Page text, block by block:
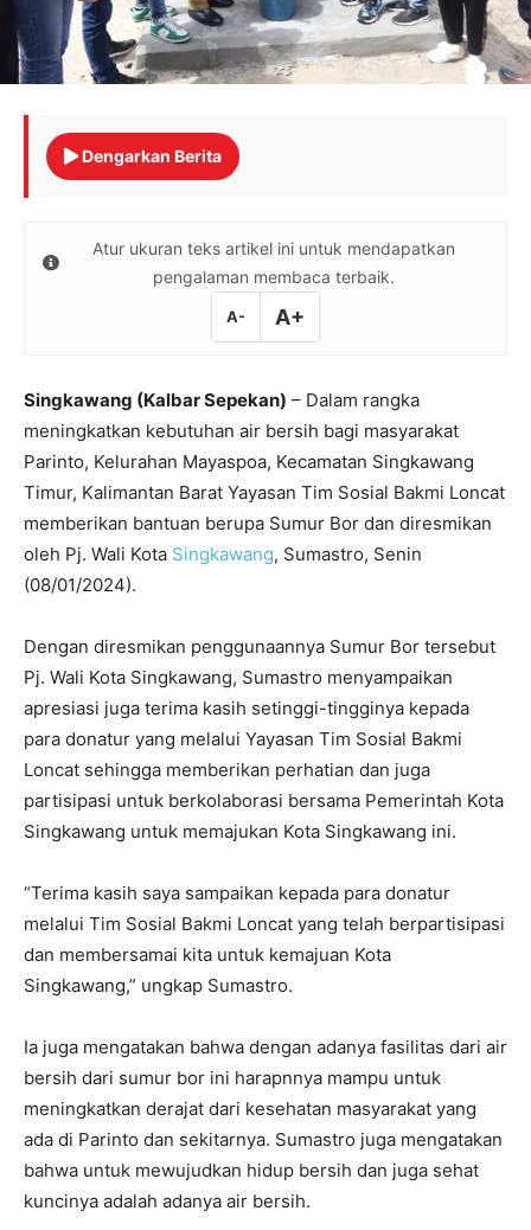
Dengarkan Berita
Atur ukuran teks artikel ini untuk mendapatkan
pengalaman membaca terbaik.
A- A+
Singkawang (Kalbar Sepekan) – Dalam rangka
meningkatkan kebutuhan air bersih bagi masyarakat
Parinto, Kelurahan Mayaspoa, Kecamatan Singkawang
Timur, Kalimantan Barat Yayasan Tim Sosial Bakmi Loncat
memberikan bantuan berupa Sumur Bor dan diresmikan
oleh Pj. Wali Kota Singkawang, Sumastro, Senin
(08/01/2024).
Dengan diresmikan penggunaannya Sumur Bor tersebut
Pj. Wali Kota Singkawang, Sumastro menyampaikan
apresiasi juga terima kasih setinggi-tingginya kepada
para donatur yang melalui Yayasan Tim Sosial Bakmi
Loncat sehingga memberikan perhatian dan juga
partisipasi untuk berkolaborasi bersama Pemerintah Kota
Singkawang untuk memajukan Kota Singkawang ini.
“Terima kasih saya sampaikan kepada para donatur
melalui Tim Sosial Bakmi Loncat yang telah berpartisipasi
dan membersamai kita untuk kemajuan Kota
Singkawang,” ungkap Sumastro.
Ia juga mengatakan bahwa dengan adanya fasilitas dari air
bersih dari sumur bor ini harapnnya mampu untuk
meningkatkan derajat dari kesehatan masyarakat yang
ada di Parinto dan sekitarnya. Sumastro juga mengatakan
bahwa untuk mewujudkan hidup bersih dan juga sehat
kuncinya adalah adanya air bersih.